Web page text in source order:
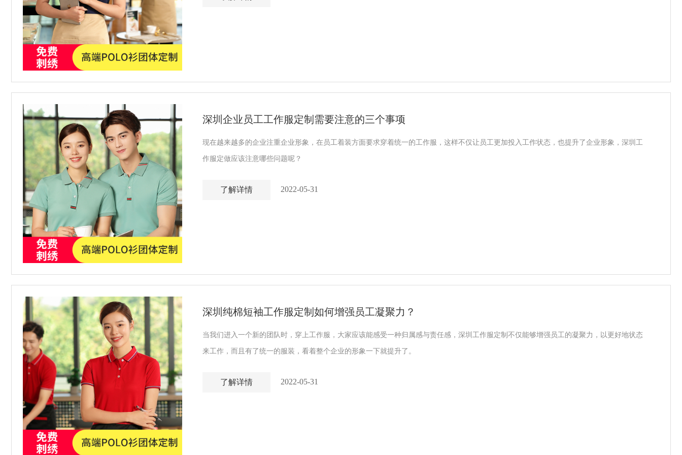
深圳企业员工工作服定制需要注意的三个事项
现在越来越多的企业注重企业形象，在员工着装方面要求穿着统一的工作服，这样不仅让员工更加投入工作状态，也提升了企业形象，深圳工
作服定做应该注意哪些问题呢？
了解详情 2022-05-31
深圳纯棉短袖工作服定制如何增强员工凝聚力？
当我们进入一个新的团队时，穿上工作服，大家应该能感受一种归属感与责任感，深圳工作服定制不仅能够增强员工的凝聚力，以更好地状态
来工作，而且有了统一的服装，看着整个企业的形象一下就提升了。
了解详情 2022-05-31